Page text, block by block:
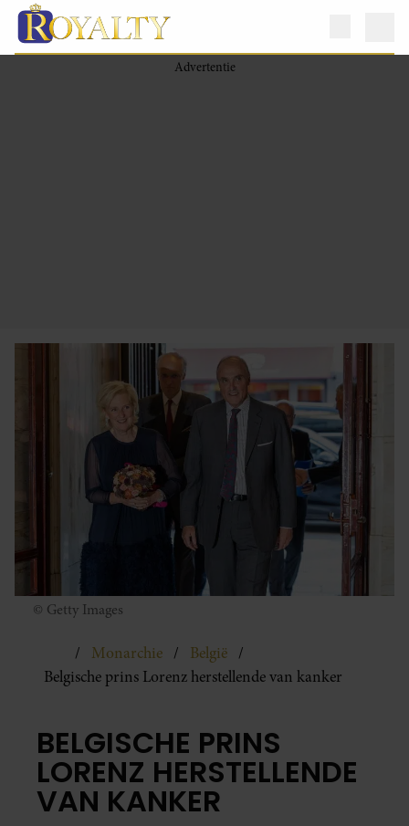
© Getty Images
Monarchie
België
Belgische prins Lorenz herstellende van kanker
BELGISCHE PRINS
LORENZ HERSTELLENDE
VAN KANKER